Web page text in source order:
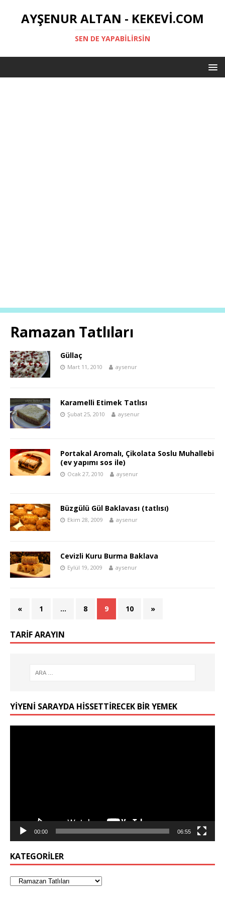
AYŞENUR ALTAN - KEKEVI.COM
SEN DE YAPABILIRSIN
Ramazan Tatlıları
Güllaç
Mart 11, 2010 aysenur
Karamelli Etimek Tatlısı
Şubat 25, 2010 aysenur
Portakal Aromalı, Çikolata Soslu Muhallebi
(ev yapımı sos ile)
Ocak 27, 2010 aysenur
Büzgülü Gül Baklavası (tatlısı)
Ekim 28, 2009 aysenur
Cevizli Kuru Burma Baklava
Eylül 19, 2009 aysenur
« 1 … 8 9 10 »
TARIF ARAYIN
YIYENI SARAYDA HISSETTIRECEK BIR YEMEK
00:00 06:55
KATEGORILER